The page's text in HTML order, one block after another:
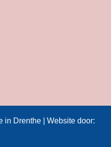
in Drenthe | Website door: